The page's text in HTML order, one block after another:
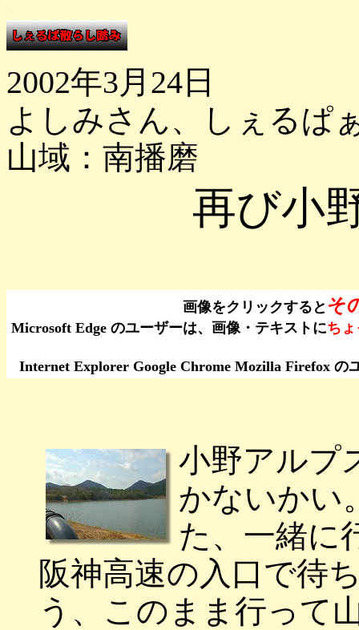
2002年3月24日
よしみさん、しぇるぱ
山域：南播磨
再び小
画像をクリックすると そ
Microsoft Edge のユーザーは、画像・テキストにち
Internet Explorer Google Chrome Mozilla Firefox の
小野アルプ
かないかい
た、一緒に
阪神高速の入口で待
う、このまま行って